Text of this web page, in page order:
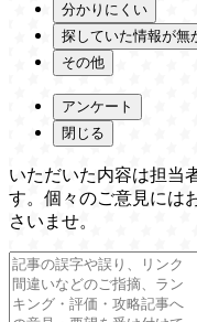
分かりにくい
探していた情報が無
その他
アンケート
閉じる
いただいた内容は担当
す。個々のご意見には
さいませ。